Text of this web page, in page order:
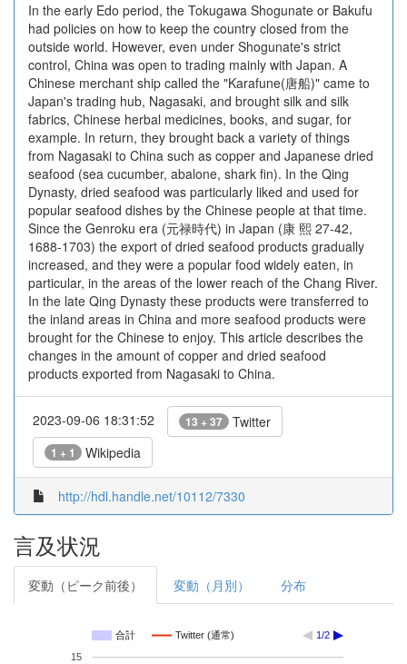
In the early Edo period, the Tokugawa Shogunate or Bakufu
had policies on how to keep the country closed from the
outside world. However, even under Shogunate's strict
control, China was open to trading mainly with Japan. A
Chinese merchant ship called the "Karafune(唐船)" came to
Japan's trading hub, Nagasaki, and brought silk and silk
fabrics, Chinese herbal medicines, books, and sugar, for
example. In return, they brought back a variety of things
from Nagasaki to China such as copper and Japanese dried
seafood (sea cucumber, abalone, shark fin). In the Qing
Dynasty, dried seafood was particularly liked and used for
popular seafood dishes by the Chinese people at that time.
Since the Genroku era (元禄時代) in Japan (康 熙 27-42,
1688-1703) the export of dried seafood products gradually
increased, and they were a popular food widely eaten, in
particular, in the areas of the lower reach of the Chang River.
In the late Qing Dynasty these products were transferred to
the inland areas in China and more seafood products were
brought for the Chinese to enjoy. This article describes the
changes in the amount of copper and dried seafood
products exported from Nagasaki to China.
2023-09-06 18:31:52 13 + 37 Twitter
1 + 1 Wikipedia
http://hdl.handle.net/10112/7330
言及状況
変動（ピーク前後） 変動（月別） 分布
合計 Twitter (通常) 1/2
15